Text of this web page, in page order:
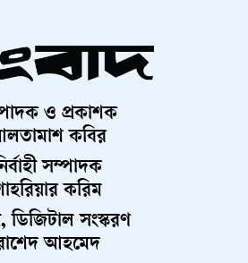
ও প্রকাশক
কবির
সম্পাদক
করিম
ডিজিটাল সংস্করণ
আহমেদ